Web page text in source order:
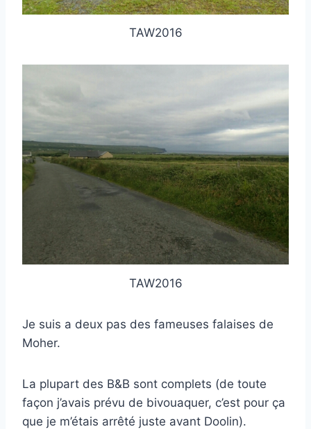
TAW2016
TAW2016
Je suis a deux pas des fameuses falaises de
Moher.
La plupart des B&B sont complets (de toute
façon j’avais prévu de bivouaquer, c’est pour ça
que je m’étais arrêté juste avant Doolin).